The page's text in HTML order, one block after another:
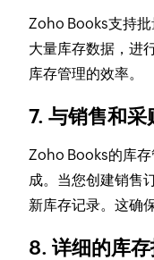
Zoho Books支持
大量库存数据，进
库存管理的效率。
7. 与销售和采
Zoho Books的库
成。当您创建销售
新库存记录。这确
8. 详细的库